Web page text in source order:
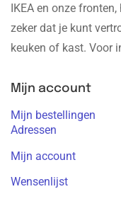
IKEA en onze
zeker dat je kunt
keuken of kast. Voor
Mijn account
Mijn bestellingen
Adressen
Mijn account
Wensenlijst